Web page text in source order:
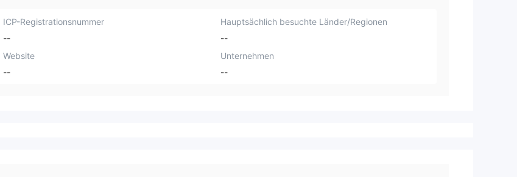
ICP-Registrationsnummer
--
Hauptsächlich besuchte Länder/Regionen
--
Website
--
Unternehmen
--